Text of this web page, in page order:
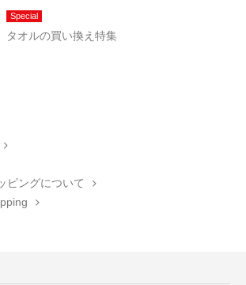
Special
タオルの買い換え特集
ピングについて